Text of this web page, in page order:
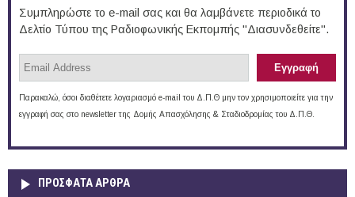
Συμπληρώστε το e-mail σας και θα λαμβάνετε περιοδικά το
Δελτίο Τύπου της Ραδιοφωνικής Εκπομπής "Διασυνδεθείτε".
Παρακαλώ, όσοι διαθέτετε λογαριασμό e-mail του Δ.Π.Θ μην τον χρησιμοποιείτε για την
εγγραφή σας στο newsletter της Δομής Απασχόλησης & Σταδιοδρομίας του Δ.Π.Θ.
ΠΡOΣΦΑΤΑ AΡΘΡΑ